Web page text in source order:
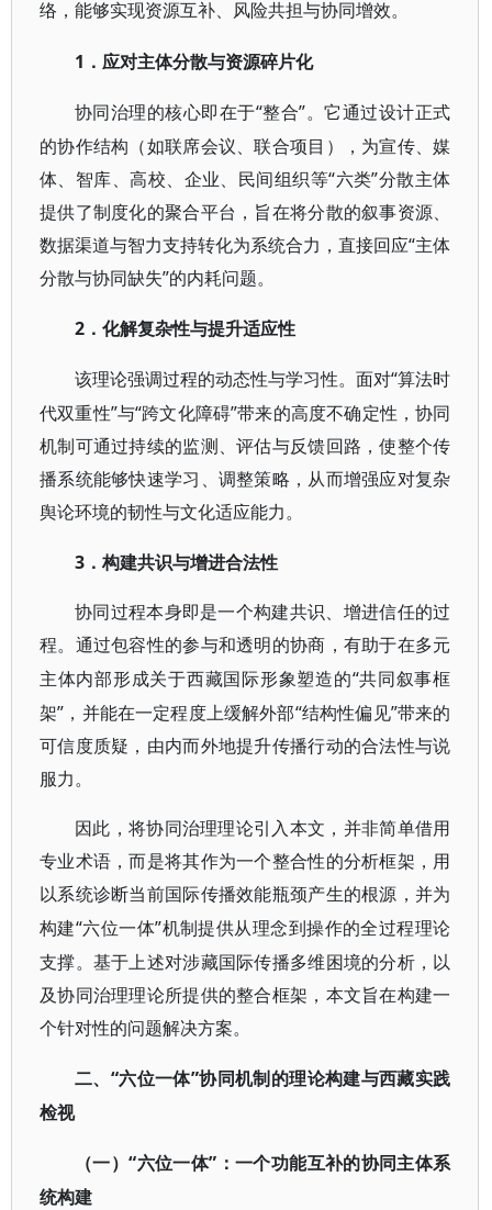
络，能够实现资源互补、风险共担与协同增效。
1．应对主体分散与资源碎片化
协同治理的核心即在于“整合”。它通过设计正式
的协作结构（如联席会议、联合项目），为宣传、媒
体、智库、高校、企业、民间组织等“六类”分散主体
提供了制度化的聚合平台，旨在将分散的叙事资源、
数据渠道与智力支持转化为系统合力，直接回应“主体
分散与协同缺失”的内耗问题。
2．化解复杂性与提升适应性
该理论强调过程的动态性与学习性。面对“算法时
代双重性”与“跨文化障碍”带来的高度不确定性，协同
机制可通过持续的监测、评估与反馈回路，使整个传
播系统能够快速学习、调整策略，从而增强应对复杂
舆论环境的韧性与文化适应能力。
3．构建共识与增进合法性
协同过程本身即是一个构建共识、增进信任的过
程。通过包容性的参与和透明的协商，有助于在多元
主体内部形成关于西藏国际形象塑造的“共同叙事框
架”，并能在一定程度上缓解外部“结构性偏见”带来的
可信度质疑，由内而外地提升传播行动的合法性与说
服力。
因此，将协同治理理论引入本文，并非简单借用
专业术语，而是将其作为一个整合性的分析框架，用
以系统诊断当前国际传播效能瓶颈产生的根源，并为
构建“六位一体”机制提供从理念到操作的全过程理论
支撑。基于上述对涉藏国际传播多维困境的分析，以
及协同治理理论所提供的整合框架，本文旨在构建一
个针对性的问题解决方案。
二、 “六位一体”协同机制的理论构建与西藏实践
检视
（一）“六位一体”：一个功能互补的协同主体系
统构建